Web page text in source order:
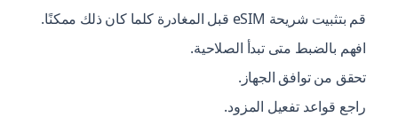
قم بتثبيت شريحة eSIM قبل المغادرة كلما كان ذلك ممكنًا.
افهم بالضبط متى تبدأ الصلاحية.
تحقق من توافق الجهاز.
راجع قواعد تفعيل المزود.